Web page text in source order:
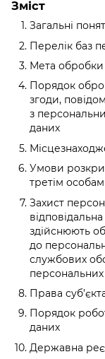
Зміст
Загальні
Перелік баз
Мета
Порядок
згоди,
з
даних
Умови
третім особам
Захист
здійснюють
до
службових
Права
Порядок
даних
Державна